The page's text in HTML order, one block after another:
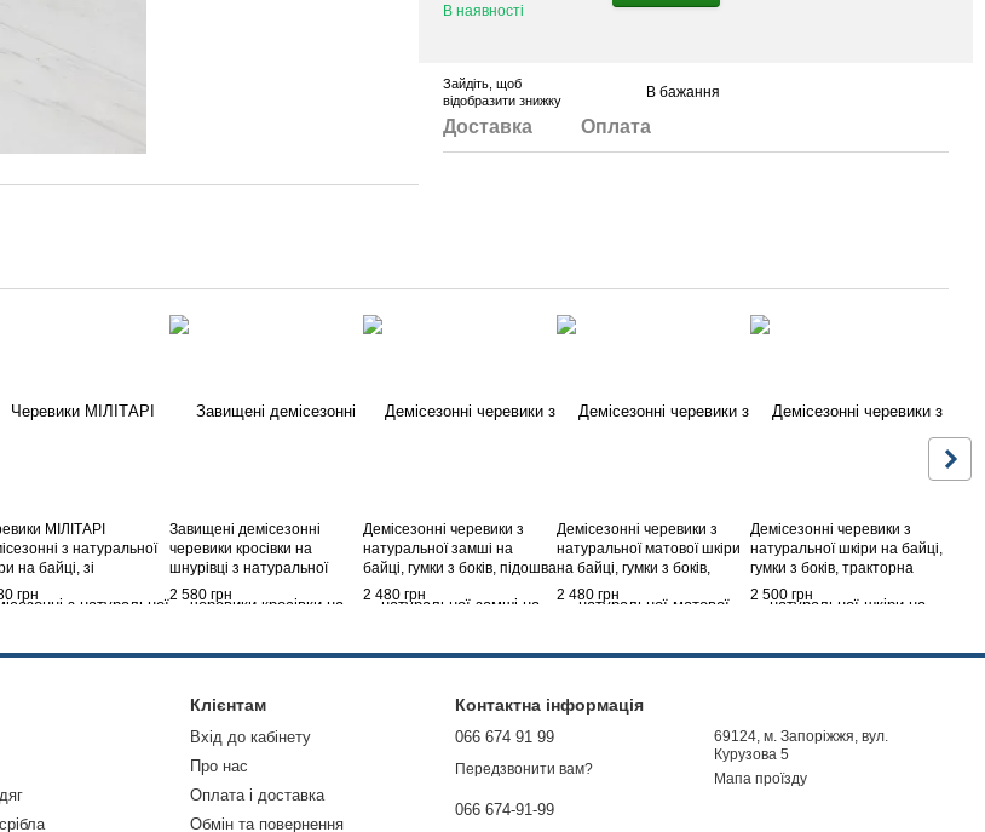
В наявності
Зайдіть , щоб
відобразити знижку
В бажання
Доставка Оплата
МІЛІТАРІ
з натуральної
на байці, зі
висота до
підошви 24 см,
грн
Завищені демісезонні
черевики кросівки на
шнурівці з натуральної
італійської замші на байці,
оздоблення баранчик,
2 580 грн
Демісезонні черевики з
натуральної замші на
байці, гумки з боків, підошва
2,5 см і каблук, без застібки,
Беж
2 480 грн
Демісезонні черевики з
натуральної матової шкіри
на байці, гумки з боків,
підошва 2,5 см і каблук, без
застібки, Молочний
2 480 грн
Демісезонні черевики з
натуральної шкіри на байці,
гумки з боків, тракторна
підошва з підборами, без
застібки, Чорний
2 500 грн
Клієнтам
Вхід до кабінету
Про нас
Оплата і доставка
Обмін та повернення
Контактна інформація
066 674 91 99
Передзвонити вам?
066 674-91-99
69124, м. Запоріжжя, вул.
Курузова 5
Мапа проїзду